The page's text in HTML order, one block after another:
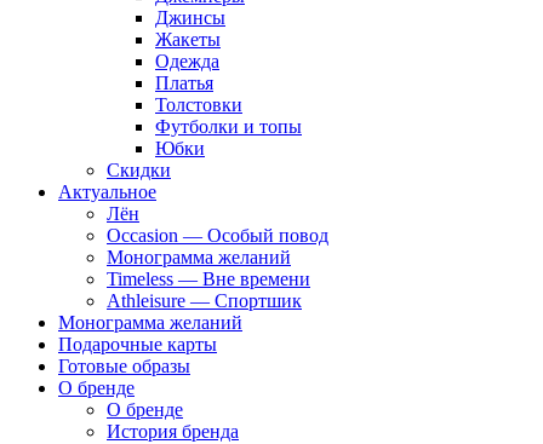
Джинсы
Жакеты
Одежда
Платья
Толстовки
Футболки и топы
Юбки
Скидки
Актуальное
Лён
Occasion — Особый повод
Монограмма желаний
Timeless — Вне времени
Athleisure — Спортшик
Монограмма желаний
Подарочные карты
Готовые образы
О бренде
О бренде
История бренда